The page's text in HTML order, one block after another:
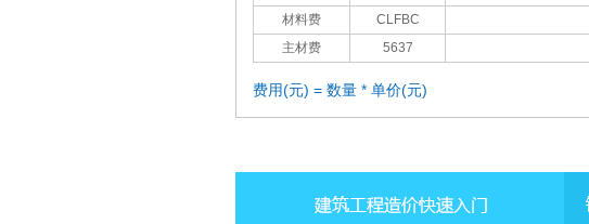
材料费
CLFBC
主材费
5637
费用(元) = 数量 * 单价(元)